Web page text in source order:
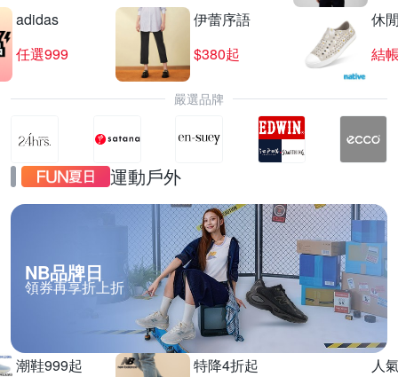
adidas
任選999
伊蕾序語
$380起
休
結
嚴選品牌
運動戶外
NB品牌日
領券再享折上折
潮鞋999起
特降4折起
人